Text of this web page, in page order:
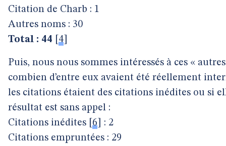
Citation de Charb : 1
Autres noms : 30
Total : 44
4
Puis, nous nous sommes intéressés à ces «
combien d’entre eux avaient été réellement
les citations étaient des citations inédites ou si
résultat est sans appel :
Citations inédites 6
: 2
Citations empruntées : 29